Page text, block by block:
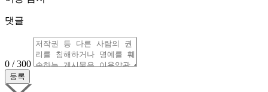
댓글
0 / 300